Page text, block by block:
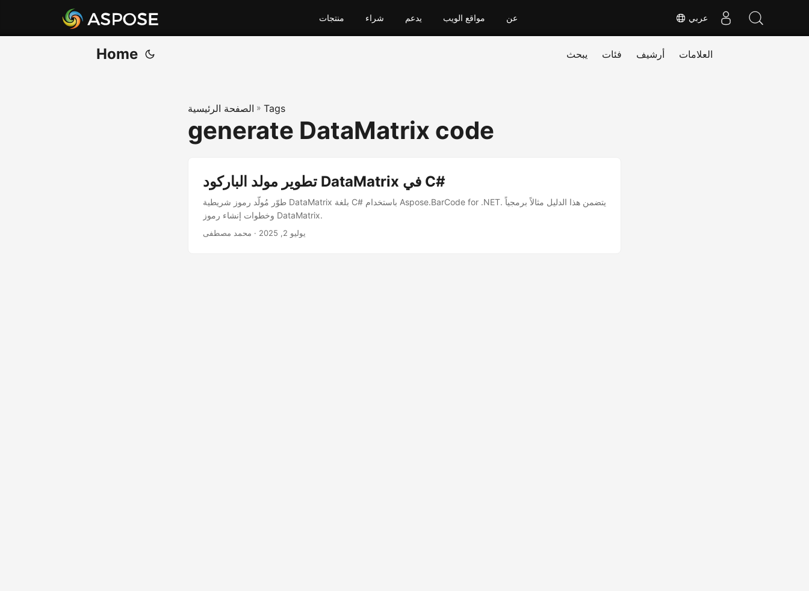
عربي منتجات شراء يدعم مواقع الويب عن
Home يبحث فئات أرشيف العلامات
الصفحة الرئيسية » Tags
generate DataMatrix code
تطوير مولد الباركود DataMatrix في C#
طوّر مُولّد رموز شريطية DataMatrix بلغة C# باستخدام Aspose.BarCode for .NET. يتضمن هذا الدليل مثالاً برمجياً
وخطوات إنشاء رموز DataMatrix.
يوليو 2, 2025 · محمد مصطفى